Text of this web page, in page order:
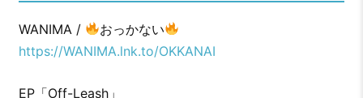
WANIMA /
おっかない
https://WANIMA.lnk.to/OKKANAI
EP「Off-Leash」